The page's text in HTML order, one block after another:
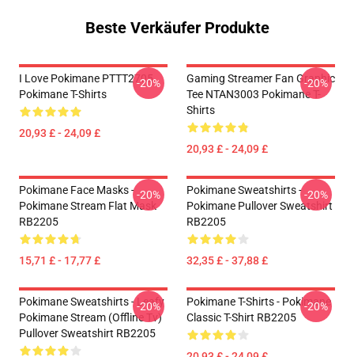
Beste Verkäufer Produkte
I Love Pokimane PTTT2705
Pokimane T-Shirts
20,93 £ - 24,09 £
-20%
Gaming Streamer Fan Graphic
Tee NTAN3003 Pokimane T-
Shirts
20,93 £ - 24,09 £
-20%
Pokimane Face Masks -
Pokimane Stream Flat Mask
RB2205
15,71 £ - 17,77 £
-20%
Pokimane Sweatshirts -
Pokimane Pullover Sweatshirt
RB2205
32,35 £ - 37,88 £
-20%
Pokimane Sweatshirts - Leafy
Pokimane Stream (Offline Tv)
Pullover Sweatshirt RB2205
-20%
Pokimane T-Shirts - Pokimane
Classic T-Shirt RB2205
-20%